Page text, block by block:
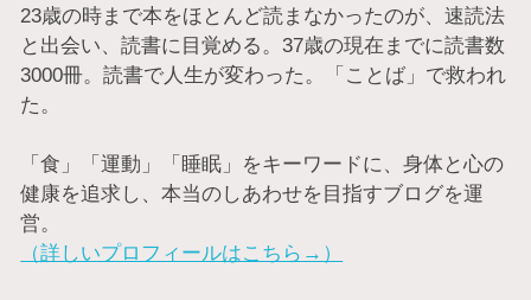
23歳の時まで本をほとんど読まなかったのが、速読法
と出会い、読書に目覚める。37歳の現在までに読書数
3000冊。読書で人生が変わった。「ことば」で救われ
た。
「食」「運動」「睡眠」をキーワードに、身体と心の
健康を追求し、本当のしあわせを目指すブログを運
営。
（詳しいプロフィールはこちら→）